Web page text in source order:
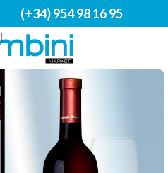
(+34) 954 98 16 95